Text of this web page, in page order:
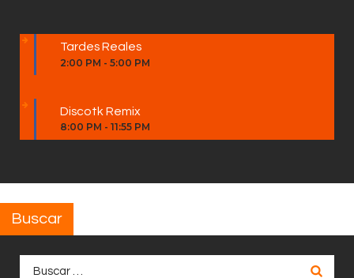
Tardes Reales
2:00 PM - 5:00 PM
Discotk Remix
8:00 PM - 11:55 PM
Buscar